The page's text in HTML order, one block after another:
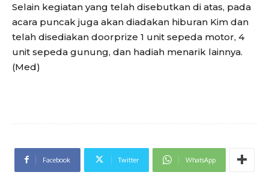
Selain kegiatan yang telah disebutkan di atas, pada
acara puncak juga akan diadakan hiburan Kim dan
telah disediakan doorprize 1 unit sepeda motor, 4
unit sepeda gunung, dan hadiah menarik lainnya.
(Med)
Facebook Twitter WhatsApp